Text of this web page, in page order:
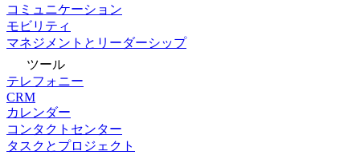
コミュニケーション
モビリティ
マネジメントとリーダーシップ
ツール
テレフォニー
CRM
カレンダー
コンタクトセンター
タスクとプロジェクト